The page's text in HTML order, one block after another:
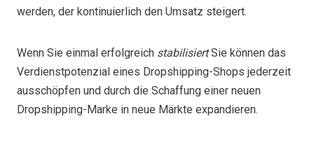
werden, der kontinuierlich den Umsatz steigert.
Wenn Sie einmal erfolgreich stabilisiertSie können das
Verdienstpotenzial eines Dropshipping-Shops jederzeit
ausschöpfen und durch die Schaffung einer neuen
Dropshipping-Marke in neue Märkte expandieren.